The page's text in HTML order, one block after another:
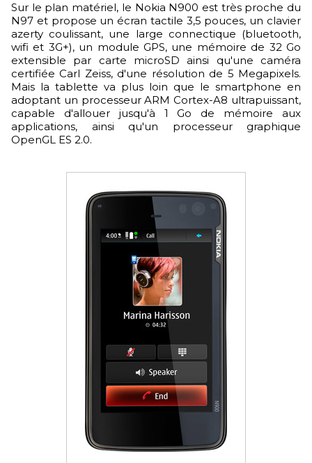
Sur le plan matériel, le Nokia N900 est très proche du
N97 et propose un écran tactile 3,5 pouces, un clavier
azerty coulissant, une large connectique (bluetooth,
wifi et 3G+), un module GPS, une mémoire de 32 Go
extensible par carte microSD ainsi qu'une caméra
certifiée Carl Zeiss, d'une résolution de 5 Megapixels.
Mais la tablette va plus loin que le smartphone en
adoptant un processeur ARM Cortex-A8 ultrapuissant,
capable d'allouer jusqu'à 1 Go de mémoire aux
applications, ainsi qu'un processeur graphique
OpenGL ES 2.0.